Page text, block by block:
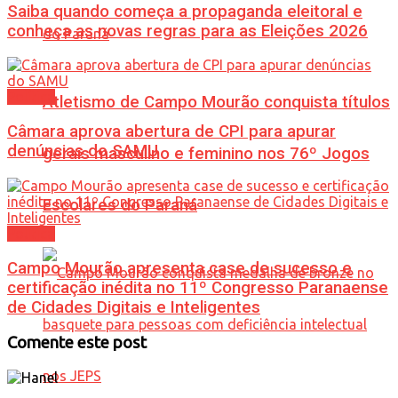
Atletismo de Campo Mourão conquista títulos
gerais masculino e feminino nos 76º Jogos
Escolares do Paraná
Saiba quando começa a propaganda eleitoral e
conheça as novas regras para as Eleições 2026
Câmara aprova abertura de CPI para apurar
denúncias do SAMU
Campo Mourão apresenta case de sucesso e
certificação inédita no 11º Congresso Paranaense
de Cidades Digitais e Inteligentes
Comente este post